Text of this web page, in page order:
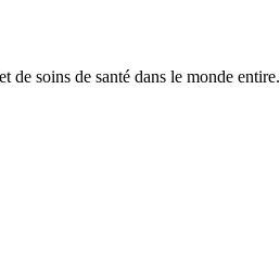
de soins de santé dans le monde entire.